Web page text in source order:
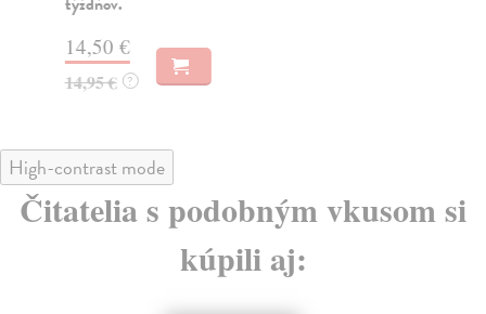
14,50 €
14,95 € ?
High-contrast mode
Čitatelia s podobným vkusom si
kúpili aj: